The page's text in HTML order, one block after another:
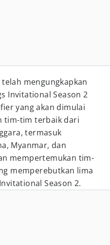
mengungkapkan
Invitational Season 2
yang akan dimulai
tim-tim terbaik dari
termasuk
Myanmar, dan
mempertemukan tim-
memperebutkan lima
Season 2.